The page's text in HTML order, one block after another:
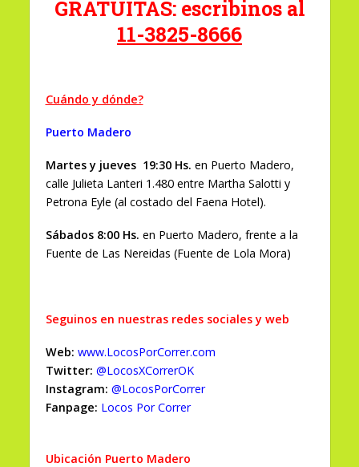
GRATUITAS: escribinos al
11-3825-8666
Cuándo y dónde?
Puerto Madero
Martes y jueves 19:30 Hs. en Puerto Madero,
calle Julieta Lanteri 1.480 entre Martha Salotti y
Petrona Eyle (al costado del Faena Hotel).
Sábados 8:00 Hs. en Puerto Madero, frente a la
Fuente de Las Nereidas (Fuente de Lola Mora)
Seguinos en nuestras redes sociales y web
Web: www.LocosPorCorrer.com
Twitter: @LocosXCorrerOK
Instagram: @LocosPorCorrer
Fanpage: Locos Por Correr
Ubicación Puerto Madero